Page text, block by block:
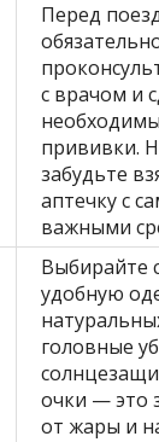
Перед
с врачом и
прививки.
забудьте
аптечку с
важными
Выбирайте
удобную
головные
очки — это
от жары и